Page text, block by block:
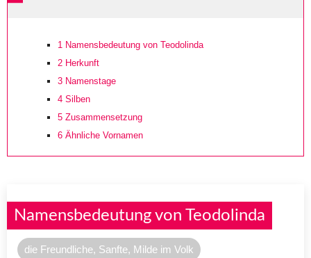
1 Namensbedeutung von Teodolinda
2 Herkunft
3 Namenstage
4 Silben
5 Zusammensetzung
6 Ähnliche Vornamen
Namensbedeutung von Teodolinda
die Freundliche, Sanfte, Milde im Volk